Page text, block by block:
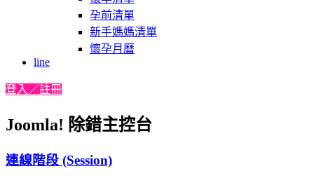
孕前清單
新手媽媽清單
懷孕月曆
line
登入／註冊
Joomla! 除錯主控台
連線階段 (Session)